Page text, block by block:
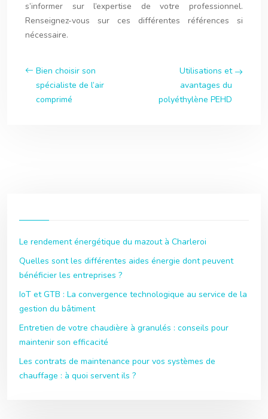
s’informer sur l’expertise de votre professionnel.
Renseignez-vous sur ces différentes références si
nécessaire.
Bien choisir son
spécialiste de l’air
comprimé
Utilisations et
avantages du
polyéthylène PEHD
Le rendement énergétique du mazout à Charleroi
Quelles sont les différentes aides énergie dont peuvent
bénéficier les entreprises ?
IoT et GTB : La convergence technologique au service de la
gestion du bâtiment
Entretien de votre chaudière à granulés : conseils pour
maintenir son efficacité
Les contrats de maintenance pour vos systèmes de
chauffage : à quoi servent ils ?